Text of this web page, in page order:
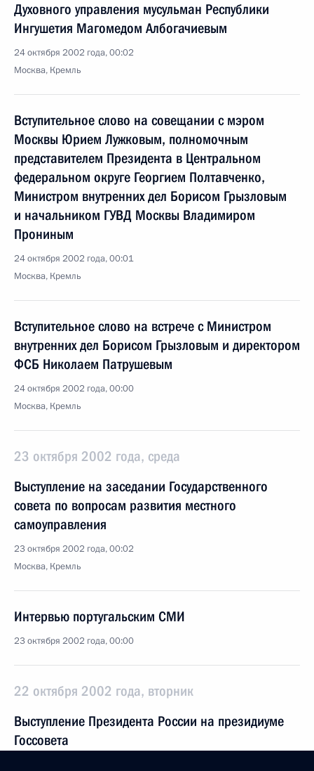
Духовного управления мусульман Республики
Ингушетия Магомедом Албогачиевым
24 октября 2002 года, 00:02
Москва, Кремль
Вступительное слово на совещании с мэром
Москвы Юрием Лужковым, полномочным
представителем Президента в Центральном
федеральном округе Георгием Полтавченко,
Министром внутренних дел Борисом Грызловым
и начальником ГУВД Москвы Владимиром
Прониным
24 октября 2002 года, 00:01
Москва, Кремль
Вступительное слово на встрече с Министром
внутренних дел Борисом Грызловым и директором
ФСБ Николаем Патрушевым
24 октября 2002 года, 00:00
Москва, Кремль
23 октября 2002 года, среда
Выступление на заседании Государственного
совета по вопросам развития местного
самоуправления
23 октября 2002 года, 00:02
Москва, Кремль
Интервью португальским СМИ
23 октября 2002 года, 00:00
22 октября 2002 года, вторник
Выступление Президента России на президиуме
Госсовета